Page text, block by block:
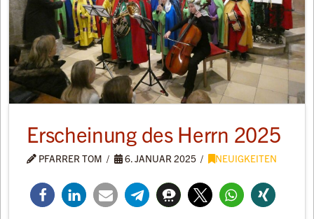
Erscheinung des Herrn 2025
PFARRER TOM 6. JANUAR 2025 NEUIGKEITEN